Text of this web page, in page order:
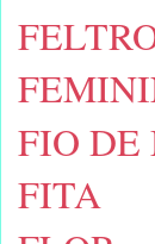
FIO
FITA